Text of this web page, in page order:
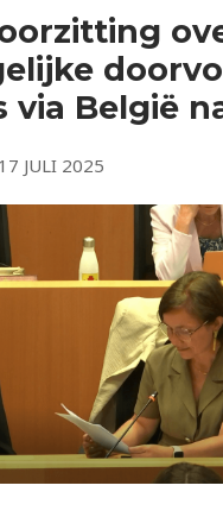
via België
JULI 2025